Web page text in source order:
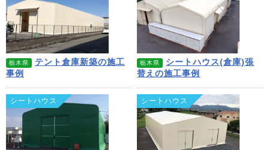
栃木県
テント倉庫新築の施工
事例
栃木県
シートハウス(倉庫)張
替えの施工事例
シートハウス シートハウス